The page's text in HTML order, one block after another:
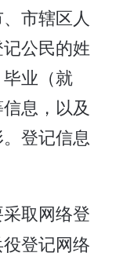
市辖区人
公民的姓
业（就
息，以及
登记信息
取网络登
登记网络